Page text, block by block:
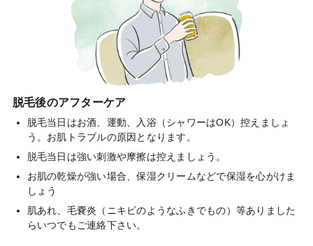
脱毛後のアフターケア
脱毛当日はお酒、運動、入浴（シャワーはOK）控えましょ
う。お肌トラブルの原因となります。
脱毛当日は強い刺激や摩擦は控えましょう。
お肌の乾燥が強い場合、保湿クリームなどで保湿を心がけま
しょう
肌あれ、毛嚢炎（ニキビのようなふきでもの）等ありました
らいつでもご連絡下さい。